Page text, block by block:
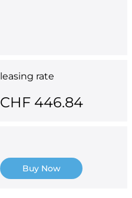
leasing rate
CHF 446.84
Buy Now